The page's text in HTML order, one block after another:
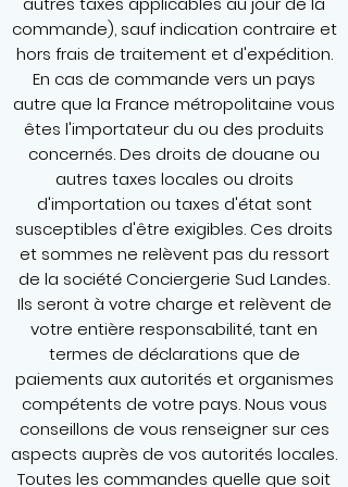
commande), sauf indication contraire et
hors frais de traitement et d'expédition.
En cas de commande vers un pays
autre que la France métropolitaine vous
êtes l'importateur du ou des produits
concernés. Des droits de douane ou
autres taxes locales ou droits
d'importation ou taxes d'état sont
susceptibles d'être exigibles. Ces droits
et sommes ne relèvent pas du ressort
de la société Conciergerie Sud Landes.
Ils seront à votre charge et relèvent de
votre entière responsabilité, tant en
termes de déclarations que de
paiements aux autorités et organismes
compétents de votre pays. Nous vous
conseillons de vous renseigner sur ces
aspects auprès de vos autorités locales.
Toutes les commandes quelle que soit